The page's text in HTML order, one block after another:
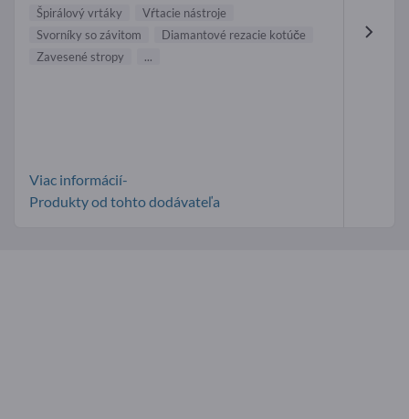
Špirálový vrtáky
Vŕtacie nástroje
Svorníky so závitom
Diamantové rezacie kotúče
Zavesené stropy
...
Viac informácií-
Produkty od tohto dodávateľa